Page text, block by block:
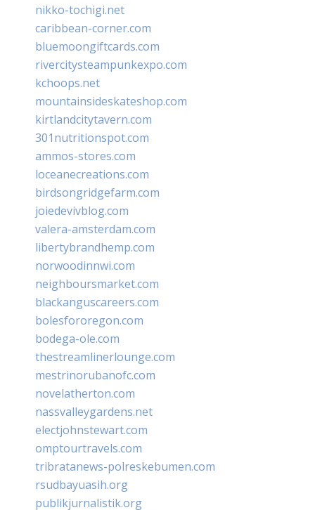
nikko-tochigi.net
caribbean-corner.com
bluemoongiftcards.com
rivercitysteampunkexpo.com
kchoops.net
mountainsideskateshop.com
kirtlandcitytavern.com
301nutritionspot.com
ammos-stores.com
loceanecreations.com
birdsongridgefarm.com
joiedevivblog.com
valera-amsterdam.com
libertybrandhemp.com
norwoodinnwi.com
neighboursmarket.com
blackanguscareers.com
bolesfororegon.com
bodega-ole.com
thestreamlinerlounge.com
mestrinorubanofc.com
novelatherton.com
nassvalleygardens.net
electjohnstewart.com
omptourtravels.com
tribratanews-polreskebumen.com
rsudbayuasih.org
publikjurnalistik.org